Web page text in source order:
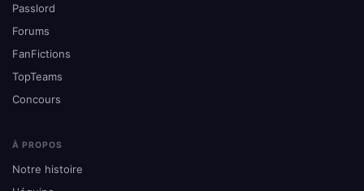
Passlord
Forums
FanFictions
TopTeams
Concours
À PROPOS
Notre histoire